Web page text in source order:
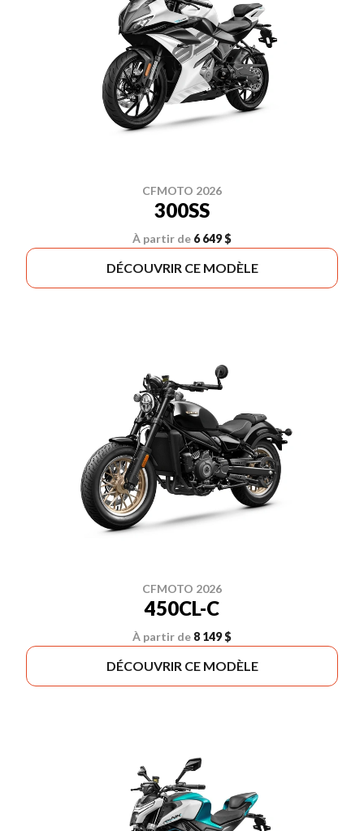
CFMOTO 2026
300SS
À partir de 6 649 $
DÉCOUVRIR CE MODÈLE
CFMOTO 2026
450CL-C
À partir de 8 149 $
DÉCOUVRIR CE MODÈLE